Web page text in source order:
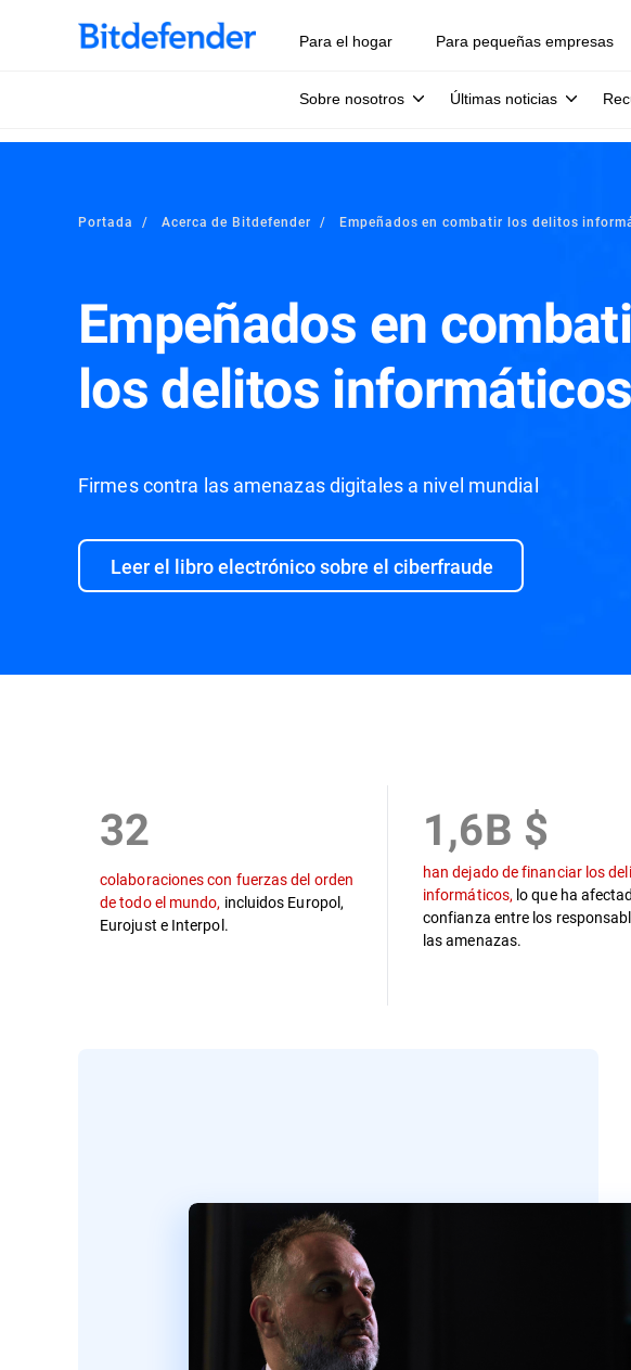
Para el hogar Para pequeñas empresas
Sobre nosotros Últimas noticias
Portada Acerca de Bitdefender Empeñados en combatir los delitos
Empeñados en
los delitos informáticos
Firmes contra las amenazas digitales a nivel mundial
Leer el libro electrónico sobre el ciberfraude
32
colaboraciones con fuerzas del orden
de todo el mundo, incluidos Europol,
Eurojust e Interpol.
1,6B $
han dejado de financiar los
informáticos, lo que ha
confianza entre los
las amenazas.